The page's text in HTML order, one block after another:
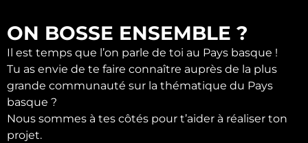
ON BOSSE ENSEMBLE ?
Il est temps que l’on parle de toi au Pays basque !
Tu as envie de te faire connaître auprès de la plus
grande communauté sur la thématique du Pays
basque ?
Nous sommes à tes côtés pour t’aider à réaliser ton
projet.